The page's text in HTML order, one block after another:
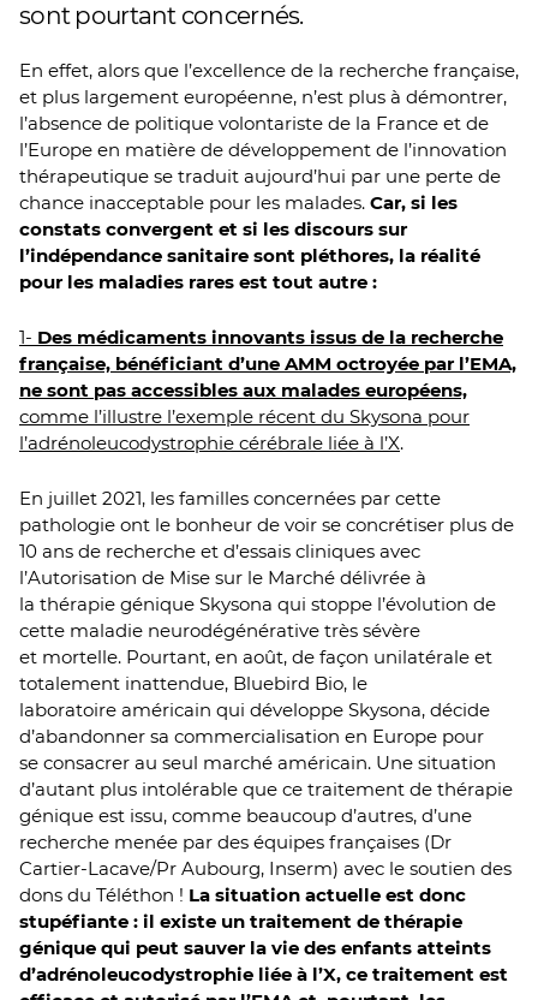
sont pourtant concernés.
En effet, alors que l’excellence de la recherche française,
et plus largement européenne, n’est plus à démontrer,
l’absence de politique volontariste de la France et de
l’Europe en matière de développement de l’innovation
thérapeutique se traduit aujourd’hui par une perte de
chance inacceptable pour les malades. Car, si les
constats convergent et si les discours sur
l’indépendance sanitaire sont pléthores, la réalité
pour les maladies rares est tout autre :
1- Des médicaments innovants issus de la recherche
française, bénéficiant d’une AMM octroyée par l’EMA,
ne sont pas accessibles aux malades européens,
comme l’illustre l’exemple récent du Skysona pour
l’adrénoleucodystrophie cérébrale liée à l’X.
En juillet 2021, les familles concernées par cette
pathologie ont le bonheur de voir se concrétiser plus de
10 ans de recherche et d’essais cliniques avec
l’Autorisation de Mise sur le Marché délivrée à
la thérapie génique Skysona qui stoppe l’évolution de
cette maladie neurodégénérative très sévère
et mortelle. Pourtant, en août, de façon unilatérale et
totalement inattendue, Bluebird Bio, le
laboratoire américain qui développe Skysona, décide
d’abandonner sa commercialisation en Europe pour
se consacrer au seul marché américain. Une situation
d’autant plus intolérable que ce traitement de thérapie
génique est issu, comme beaucoup d’autres, d’une
recherche menée par des équipes françaises (Dr
Cartier-Lacave/Pr Aubourg, Inserm) avec le soutien des
dons du Téléthon ! La situation actuelle est donc
stupéfiante : il existe un traitement de thérapie
génique qui peut sauver la vie des enfants atteints
d’adrénoleucodystrophie liée à l’X, ce traitement est